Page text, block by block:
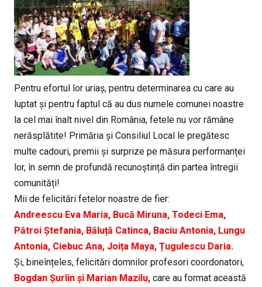
Pentru efortul lor uriaș, pentru determinarea cu care au
luptat și pentru faptul că au dus numele comunei noastre
la cel mai înalt nivel din România, fetele nu vor rămâne
nerăsplătite! Primăria și Consiliul Local le pregătesc
multe cadouri, premii și surprize pe măsura performanței
lor, în semn de profundă recunoștință din partea întregii
comunități!
Mii de felicitări fetelor noastre de fier:
Andreescu Eva Maria, Bucă Miruna, Todeci Ema,
Pătroi Ștefania, Băluță Catinca, Baciu Antonia, Lungu
Antonia, Ciebuc Ana, Joița Maya, Țugulescu Daria.
Și, bineînțeles, felicitări domnilor profesori coordonatori,
Bogdan Șurlin și Marian Mazilu, care au format această